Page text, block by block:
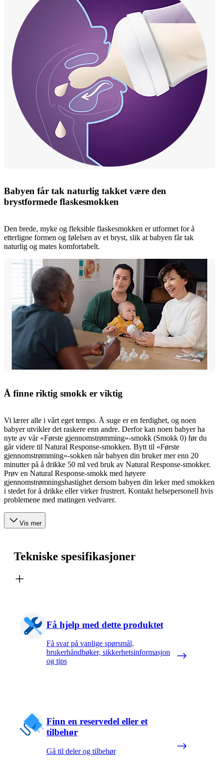
Babyen får tak naturlig takket være den
brystformede flaskesmokken
Den brede, myke og fleksible flaskesmokken er utformet for å
etterligne formen og følelsen av et bryst, slik at babyen får tak
naturlig og mates komfortabelt.
Å finne riktig smokk er viktig
Vi lærer alle i vårt eget tempo. Å suge er en ferdighet, og noen
babyer utvikler det raskere enn andre. Derfor kan noen babyer ha
nyte av vår «Første gjennomstrømming»-smokk (Smokk 0) før du
går videre til Natural Response-smokken. Bytt til «Første
gjennomstrømming»-sokken når babyen din bruker mer enn 20
minutter på å drikke 50 ml ved bruk av Natural Response-smokker.
Prøv en Natural Response-smokk med høyere
gjennomstrømningshastighet dersom babyen din leker med smokken
i stedet for å drikke eller virker frustrert. Kontakt helsepersonell hvis
problemene med matingen vedvarer.
Vis mer
Tekniske spesifikasjoner
Få hjelp med dette produktet
Få svar på vanlige spørsmål,
brukerhåndbøker, sikkerhetsinformasjon
og tips
Finn en reservedel eller et
tilbehør
Gå til deler og tilbehør